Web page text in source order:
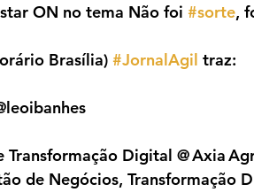
ON no tema Não foi #sorte,
Brasília) #JornalAgil traz:
Transformação Digital @ Axia
de Negócios, Transformação